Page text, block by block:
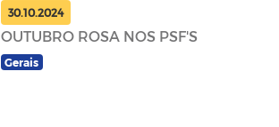
30.10.2024
OUTUBRO ROSA NOS PSF'S
Gerais